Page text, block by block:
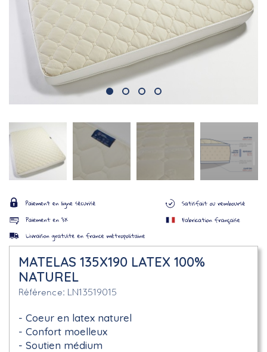
MATELAS 135X190 LATEX 100%
NATUREL
Référence LN13519015
Coeur en latex naturel
Confort moelleux
Soutien médium